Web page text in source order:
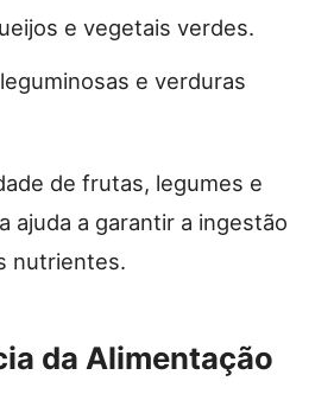
e vegetais verdes.
e verduras
de frutas, legumes e
ajuda a garantir a ingestão
nutrientes.
da Alimentação